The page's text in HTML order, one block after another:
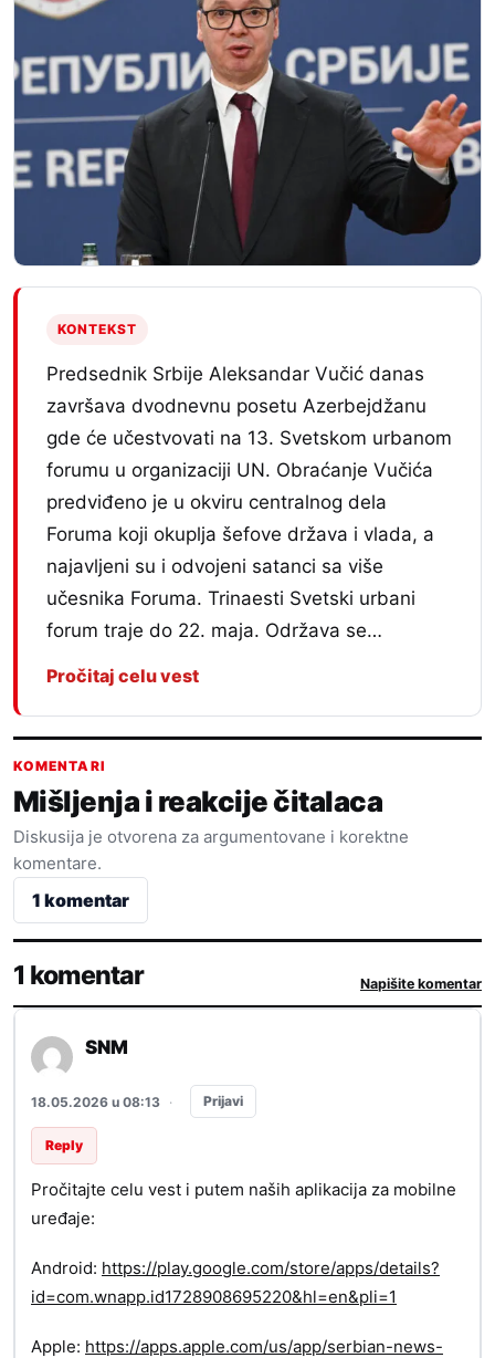
KONTEKST
Predsednik Srbije Aleksandar Vučić danas
završava dvodnevnu posetu Azerbejdžanu
gde će učestvovati na 13. Svetskom urbanom
forumu u organizaciji UN. Obraćanje Vučića
predviđeno je u okviru centralnog dela
Foruma koji okuplja šefove država i vlada, a
najavljeni su i odvojeni satanci sa više
učesnika Foruma. Trinaesti Svetski urbani
forum traje do 22. maja. Održava se…
Pročitaj celu vest
KOMENTARI
Mišljenja i reakcije čitalaca
Diskusija je otvorena za argumentovane i korektne
komentare.
1 komentar
1 komentar Napišite komentar
SNM
18.05.2026 u 08:13 · Prijavi
Reply
Pročitajte celu vest i putem naših aplikacija za mobilne
uređaje:
Android: https://play.google.com/store/apps/details?
id=com.wnapp.id1728908695220&hl=en&pli=1
Apple: https://apps.apple.com/us/app/serbian-news-